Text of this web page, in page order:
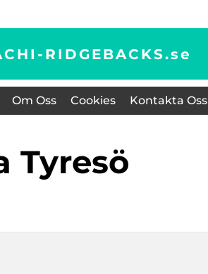
RIDGEBACKS.se
Om Oss Cookies Kontakta Oss
Tyresö